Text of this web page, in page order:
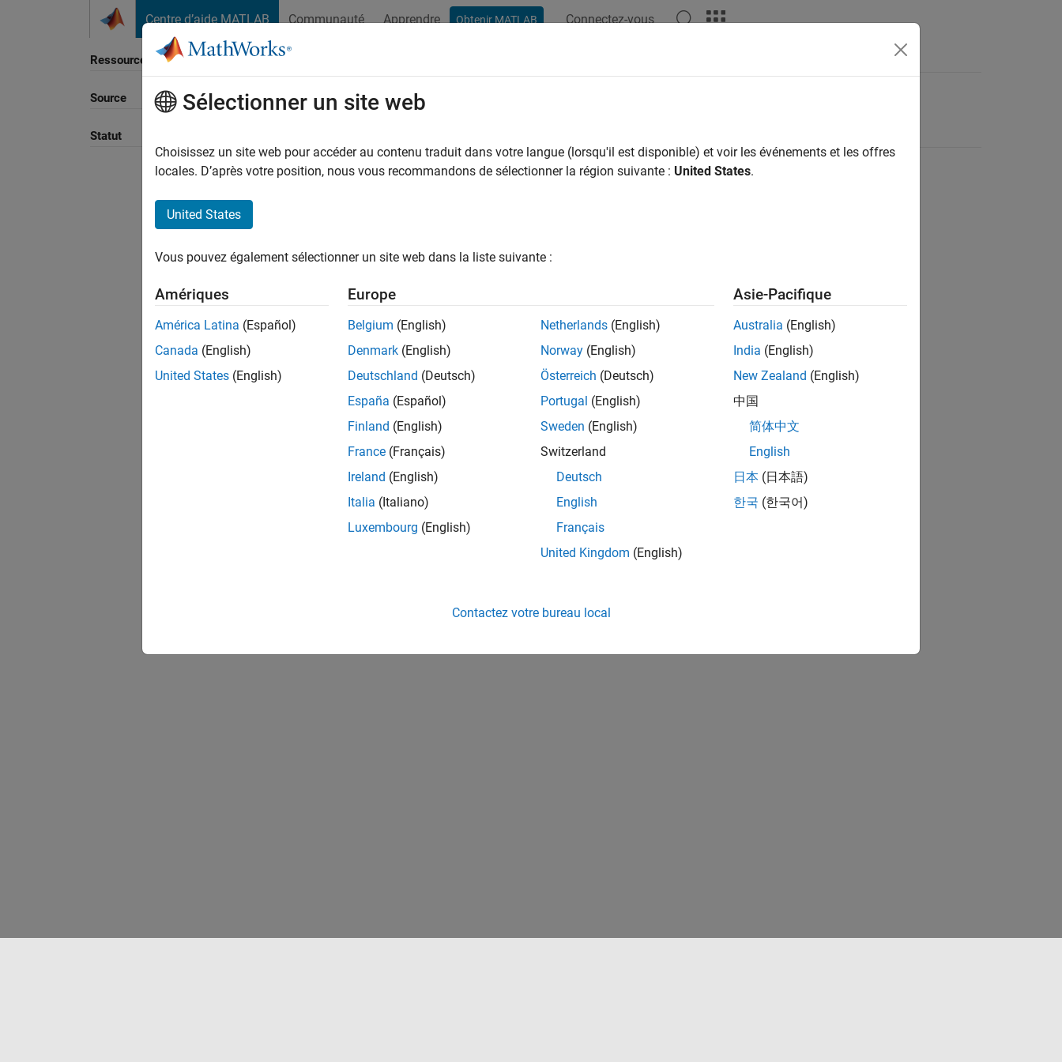
Centre d’aide MATLAB Communauté Apprendre Obtenir MATLAB Connectez-vous
Ressource
Source
Statut
Trier par
Sélectionner un site web
Choisissez un site web pour accéder au contenu traduit dans votre langue (lorsqu'il est disponible) et voir les événements et les offres
locales. D’après votre position, nous vous recommandons de sélectionner la région suivante : United States.
United States
Vous pouvez également sélectionner un site web dans la liste suivante :
Amériques
América Latina (Español)
Canada (English)
United States (English)
Europe
Belgium (English)
Denmark (English)
Deutschland (Deutsch)
España (Español)
Finland (English)
France (Français)
Ireland (English)
Italia (Italiano)
Luxembourg (English)
Netherlands (English)
Norway (English)
Österreich (Deutsch)
Portugal (English)
Sweden (English)
Switzerland
Deutsch
English
Français
United Kingdom (English)
Asie-Pacifique
Australia (English)
India (English)
New Zealand (English)
中国
简体中文
English
日本 (日本語)
한국 (한국어)
Contactez votre bureau local